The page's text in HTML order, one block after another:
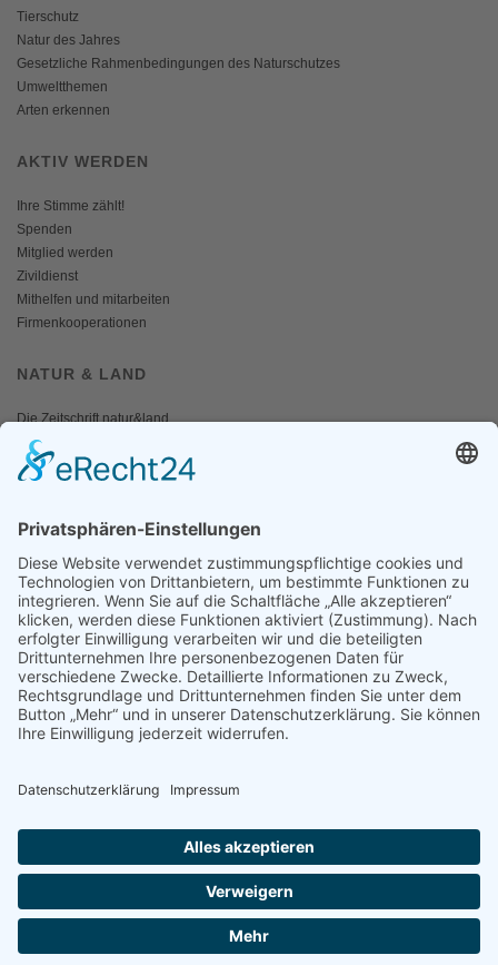
Tierschutz
Natur des Jahres
Gesetzliche Rahmenbedingungen des Naturschutzes
Umweltthemen
Arten erkennen
AKTIV WERDEN
Ihre Stimme zählt!
Spenden
Mitglied werden
Zivildienst
Mithelfen und mitarbeiten
Firmenkooperationen
NATUR & LAND
Die Zeitschrift natur&land
Archiv
Mediadaten
Fotos und Logos
Presseaussendungen
Presse
Presseinformationen abonnieren
ÜBER UNS
Naturschutzbund
Naturschutzjugend
Sponsoren & Partner
Impressum